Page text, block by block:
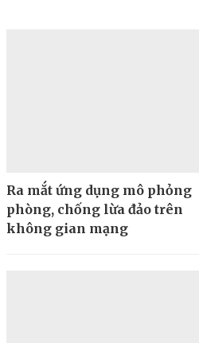
Ra mắt ứng dụng mô phỏng
phòng, chống lừa đảo trên
không gian mạng